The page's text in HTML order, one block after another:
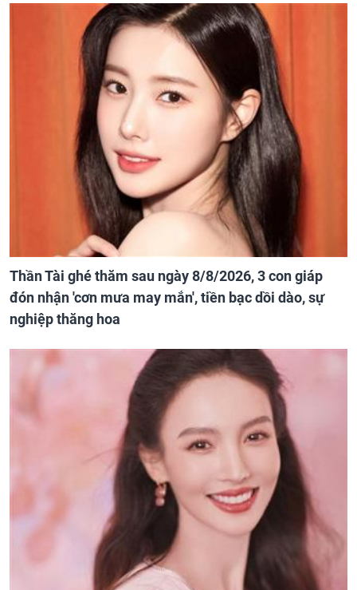
Thần Tài ghé thăm sau ngày 8/8/2026, 3 con giáp
đón nhận 'cơn mưa may mắn', tiền bạc dồi dào, sự
nghiệp thăng hoa